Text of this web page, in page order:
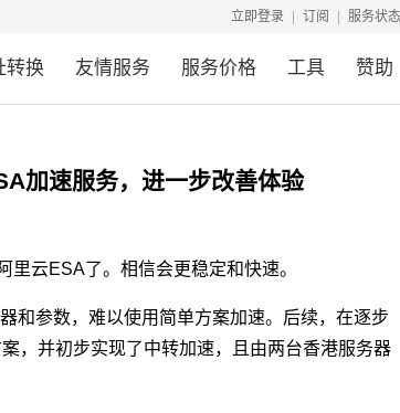
立即登录 订阅 服务状态
转换 友情服务 服务价格 工具 赞助
加速服务，进一步改善体验
云ESA了。相信会更稳定和快速。
和参数，难以使用简单方案加速。后续，在逐步
，并初步实现了中转加速，且由两台香港服务器